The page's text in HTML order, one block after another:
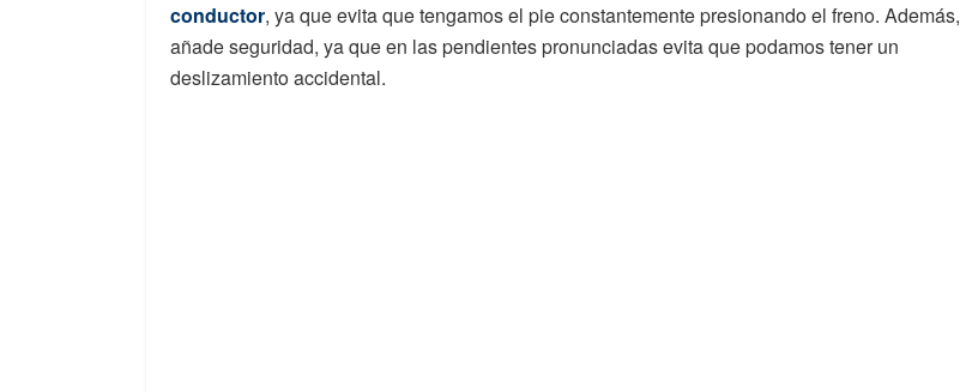
conductor, ya que evita que tengamos el pie constantemente presionando el freno. Además,
añade seguridad, ya que en las pendientes pronunciadas evita que podamos tener un
deslizamiento accidental.